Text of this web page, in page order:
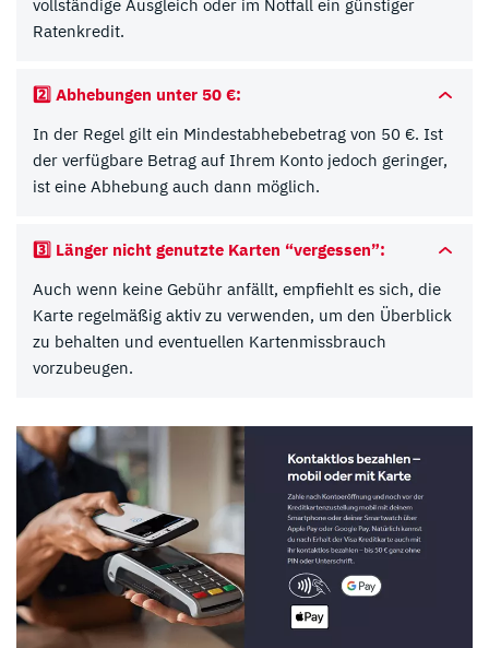
vollständige Ausgleich oder im Notfall ein günstiger
Ratenkredit.
2️⃣ Abhebungen unter 50 €:
In der Regel gilt ein Mindestabhebebetrag von 50 €. Ist
der verfügbare Betrag auf Ihrem Konto jedoch geringer,
ist eine Abhebung auch dann möglich.
3️⃣ Länger nicht genutzte Karten “vergessen”:
Auch wenn keine Gebühr anfällt, empfiehlt es sich, die
Karte regelmäßig aktiv zu verwenden, um den Überblick
zu behalten und eventuellen Kartenmissbrauch
vorzubeugen.